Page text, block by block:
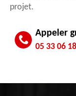
projet.
Appeler
05 33 06